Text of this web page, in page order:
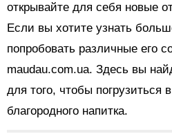
открывайте для себя новые
Если вы хотите узнать
попробовать различные его
maudau.com.ua. Здесь вы
для того, чтобы погрузиться
благородного напитка.